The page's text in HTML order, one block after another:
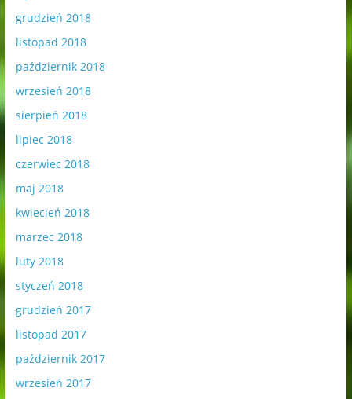
grudzień 2018
listopad 2018
październik 2018
wrzesień 2018
sierpień 2018
lipiec 2018
czerwiec 2018
maj 2018
kwiecień 2018
marzec 2018
luty 2018
styczeń 2018
grudzień 2017
listopad 2017
październik 2017
wrzesień 2017